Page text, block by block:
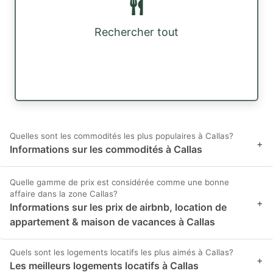
Rechercher tout
Quelles sont les commodités les plus populaires à Callas?
Informations sur les commodités à Callas +
Quelle gamme de prix est considérée comme une bonne
affaire dans la zone Callas?
Informations sur les prix de airbnb, location de
appartement & maison de vacances à Callas
+
Quels sont les logements locatifs les plus aimés à Callas?
Les meilleurs logements locatifs à Callas +